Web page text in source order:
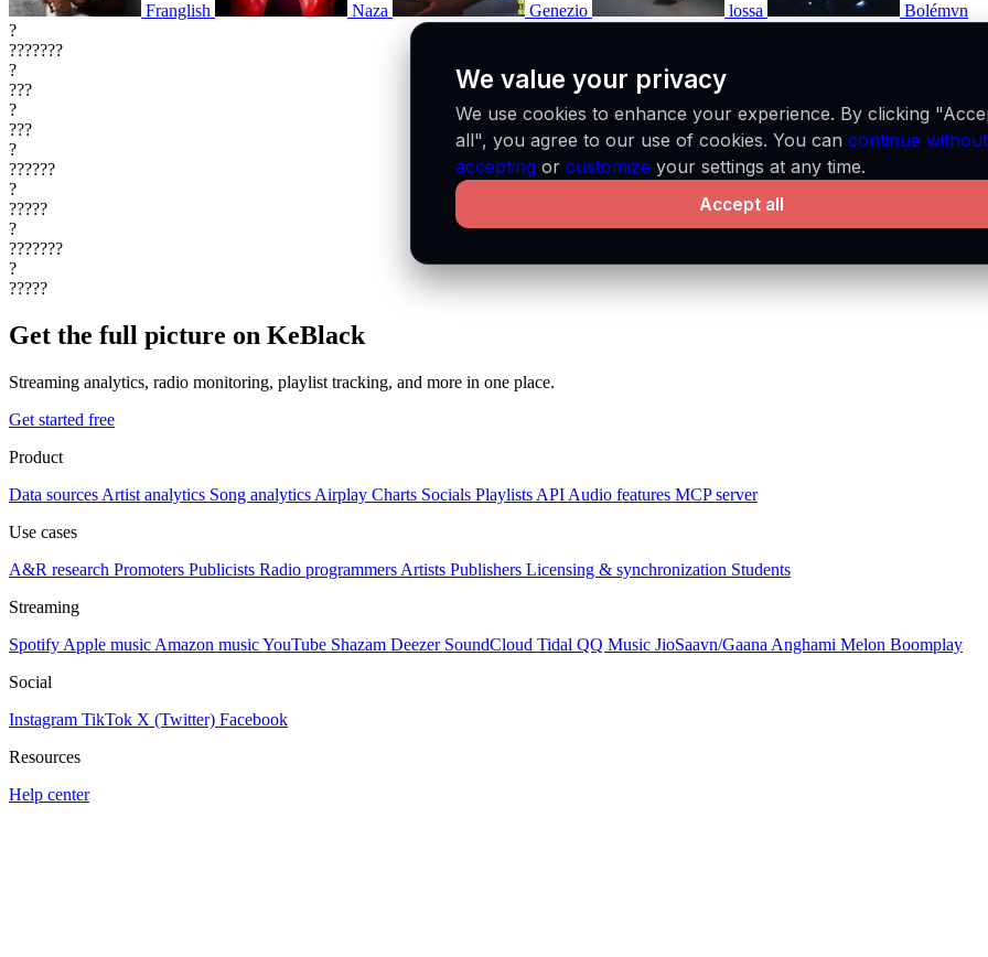
Franglish Naza Genezio lossa
Bolémvn
?
???????
?
???
?
???
?
??????
?
?????
?
???????
?
?????
Get the full picture on KeBlack
Streaming analytics, radio monitoring, playlist tracking, and more in one place.
Get started free
Product
Data sources Artist analytics Song analytics Airplay Charts Socials Playlists API Audio features MCP server
Use cases
A&R research Promoters Publicists Radio programmers Artists Publishers Licensing & synchronization Students
Streaming
Spotify Apple music Amazon musicYouTube Shazam Deezer SoundCloud Tidal QQ Music JioSaavn/Gaana Anghami Melon Boomplay
Social
Instagram TikTok X (Twitter) Facebook
Resources
Help center
We value your privacy
We use cookies to enhance your experience. By clicking
all", you agree to our use of cookies. You can continue without
accepting or customize your settings at any time.
Accept all